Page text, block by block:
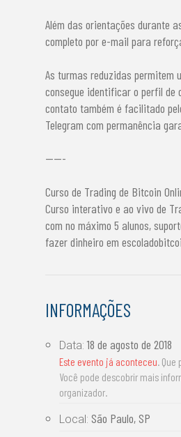
Além das orientações durante
completo por e-mail para
As turmas reduzidas permitem
consegue identificar o perfil de
contato também é facilitado
Telegram com permanência
-----
Curso de Trading de Bitcoin
Curso interativo e ao vivo de
com no máximo 5 alunos,
fazer dinheiro em
INFORMAÇÕES
Data:18 de agosto de 2018
Este evento já aconteceu. Que
Você pode descobrir mais
organizador.
Local: São Paulo, SP